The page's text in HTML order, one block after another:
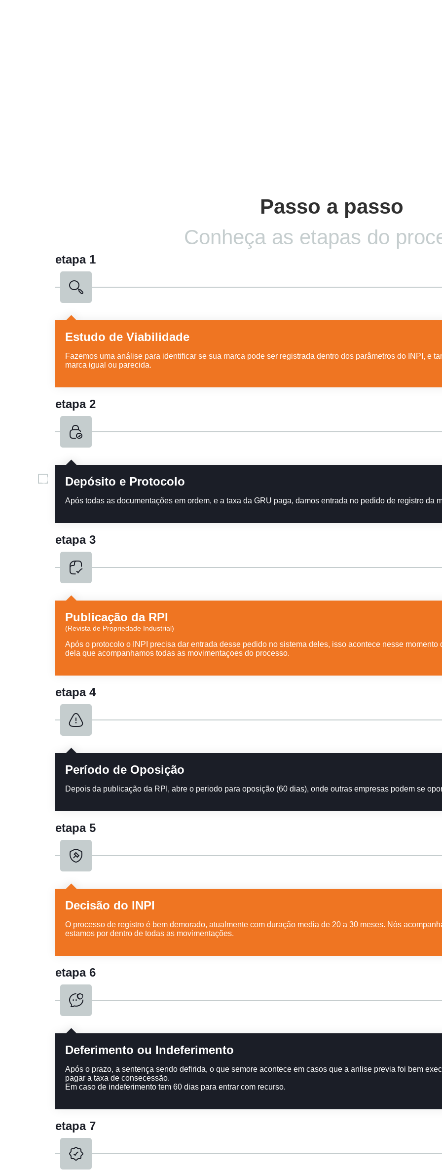
Passo a passo
Conheça as etapas do
etapa 1
Estudo de Viabilidade
Fazemos uma análise para identificar se sua marca pode ser registrada dentro dos parâmetros do INPI, e
marca igual ou parecida.
etapa 2
Depósito e Protocolo
Após todas as documentações em ordem, e a taxa da GRU paga, damos entrada no pedido de registro da
etapa 3
Publicação da RPI
(Revista de Propriedade Industrial)
Após o protocolo o INPI precisa dar entrada desse pedido no sistema deles, isso acontece nesse
dela que acompanhamos todas as movimentaçoes do processo.
etapa 4
Período de Oposição
Depois da publicação da RPI, abre o periodo para oposição (60 dias), onde outras empresas podem se
etapa 5
Decisão do INPI
O processo de registro é bem demorado, atualmente com duração media de 20 a 30 meses. Nós
estamos por dentro de todas as movimentações.
etapa 6
Deferimento ou Indeferimento
Após o prazo, a sentença sendo defirida, o que semore acontece em casos que a anlise previa foi bem
pagar a taxa de consecessão.
Em caso de indeferimento tem 60 dias para entrar com recurso.
etapa 7